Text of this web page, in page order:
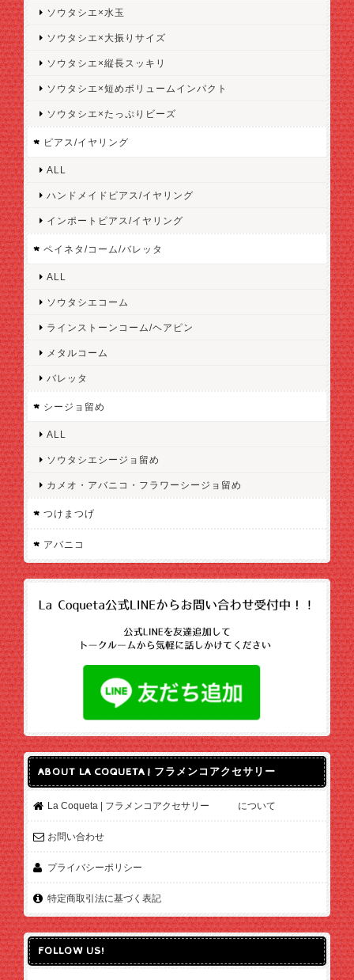
ソウタシエ×水玉
ソウタシエ×大振りサイズ
ソウタシエ×縦長スッキリ
ソウタシエ×短めボリュームインパクト
ソウタシエ×たっぷりビーズ
ピアス/イヤリング
ALL
ハンドメイドピアス/イヤリング
インポートピアス/イヤリング
ペイネタ/コーム/バレッタ
ALL
ソウタシエコーム
ラインストーンコーム/ヘアピン
メタルコーム
バレッタ
シージョ留め
ALL
ソウタシエシージョ留め
カメオ・アバニコ・フラワーシージョ留め
つけまつげ
アバニコ
ABOUT LA COQUETA | フラメンコアクセサリー
La Coqueta | フラメンコアクセサリー について
お問い合わせ
プライバシーポリシー
特定商取引法に基づく表記
FOLLOW US!